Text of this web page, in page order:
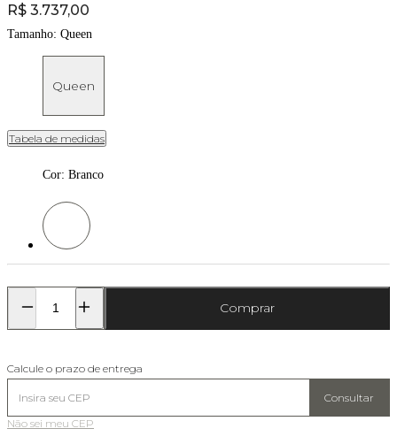
Price:
R$ 3.737,00
Tamanho: Queen
Queen
Tabela de medidas
Cor: Branco
Cor: Branco
Comprar
Calcule o prazo de entrega
Consultar
Não sei meu CEP